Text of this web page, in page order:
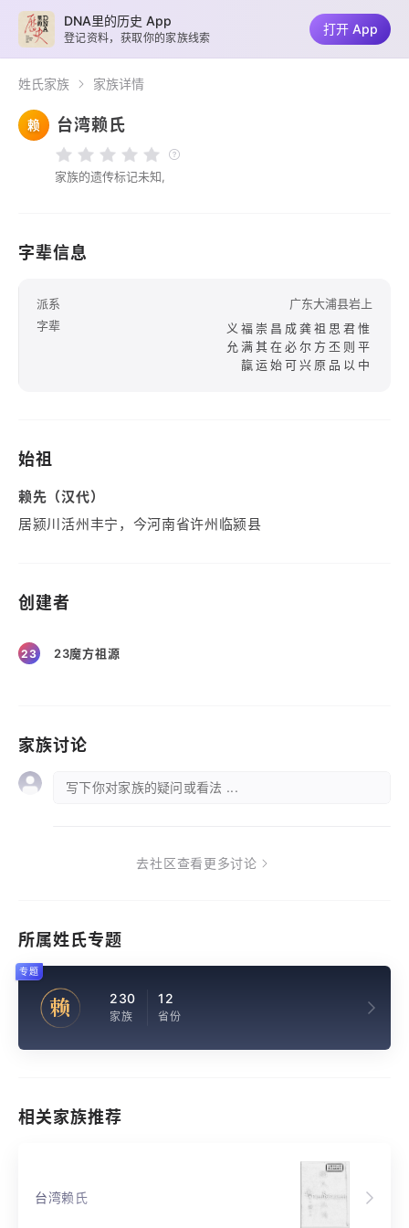
姓氏家族 家族详情
赖 台湾赖氏
家族的遗传标记未知,
字辈信息
派系
广东大浦县岩上
字辈
义福崇昌成龚祖思君惟
允满其在必尔方丕则平
靝运始可兴原品以中
始祖
赖先（汉代）
居颍川活州丰宁，今河南省许州临颍县
创建者
23 23魔方祖源
家族讨论
写下你对家族的疑问或看法 ...
去社区查看更多讨论
所属姓氏专题
赖 230
家族
12
省份
专题
相关家族推荐
台湾赖氏
DNA里的历史 App
登记资料，获取你的家族线索
打开 App